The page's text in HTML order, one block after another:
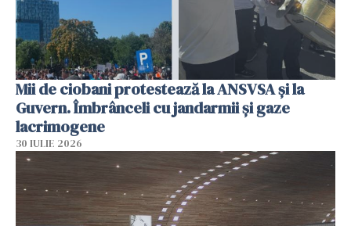
Mii de ciobani protestează la ANSVSA și la
Guvern. Îmbrânceli cu jandarmii și gaze
lacrimogene
30 IULIE 2026